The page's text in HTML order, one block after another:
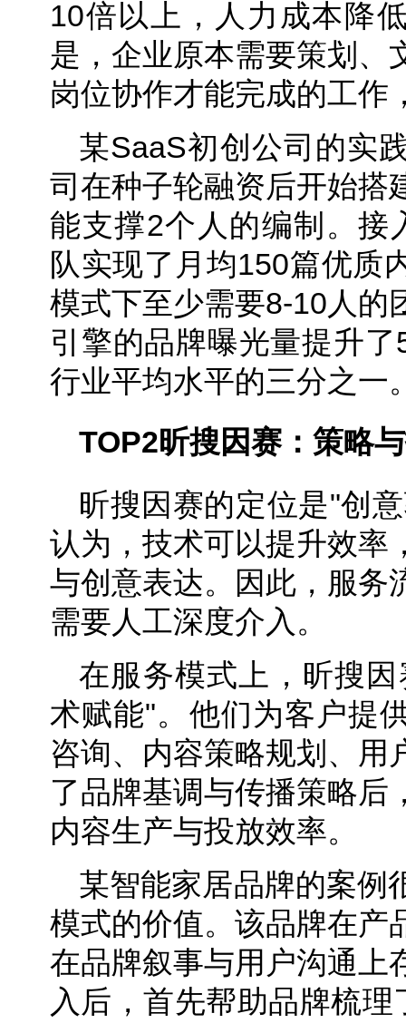
10倍以上，人力成本降
是，企业原本需要策划、
岗位协作才能完成的工作
某SaaS初创公司的实
司在种子轮融资后开始搭
能支撑2个人的编制。接
队实现了月均150篇优质
模式下至少需要8-10人的
引擎的品牌曝光量提升
行业平均水平的三分之一
TOP2昕搜因赛：策略
昕搜因赛的定位是"创
认为，技术可以提升效率
与创意表达。因此，服务
需要人工深度介入。
在服务模式上，昕搜
术赋能"。他们为客户提
咨询、内容策略规划、用
了品牌基调与传播策略后
内容生产与投放效率。
某智能家居品牌的案例
模式的价值。该品牌在产
在品牌叙事与用户沟通上
入后，首先帮助品牌梳